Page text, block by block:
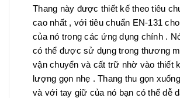
Thang này được thiết kế theo tiêu
cao nhất , với tiêu chuẩn EN-131
của nó trong các ứng dụng chính .
có thể được sử dụng trong thương
vận chuyển và cất trữ nhờ vào thiết
lượng gọn nhẹ . Thang thu gọn
và với tay giữ của nó bạn có thể dễ